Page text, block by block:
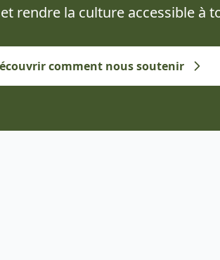
rendre la culture accessible à
comment nous soutenir